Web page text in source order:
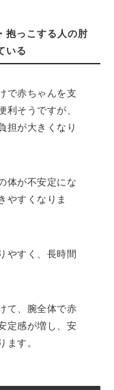
抱っこする人の肘
いる
で赤ちゃんを支
利そうですが、
担が大きくなり
体が不安定にな
やすくなりま
やすく、長時間
て、腕全体で赤
定感が増し、安
ます。